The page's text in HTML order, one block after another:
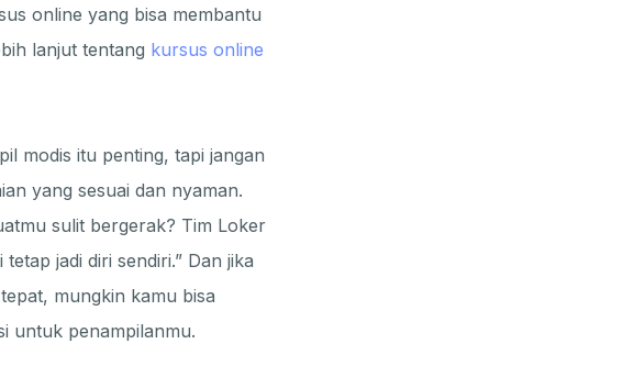
online yang bisa membantu
lanjut tentang kursus online
modis itu penting, tapi jangan
yang sesuai dan nyaman.
sulit bergerak? Tim Loker
jadi diri sendiri.” Dan jika
mungkin kamu bisa
untuk penampilanmu.